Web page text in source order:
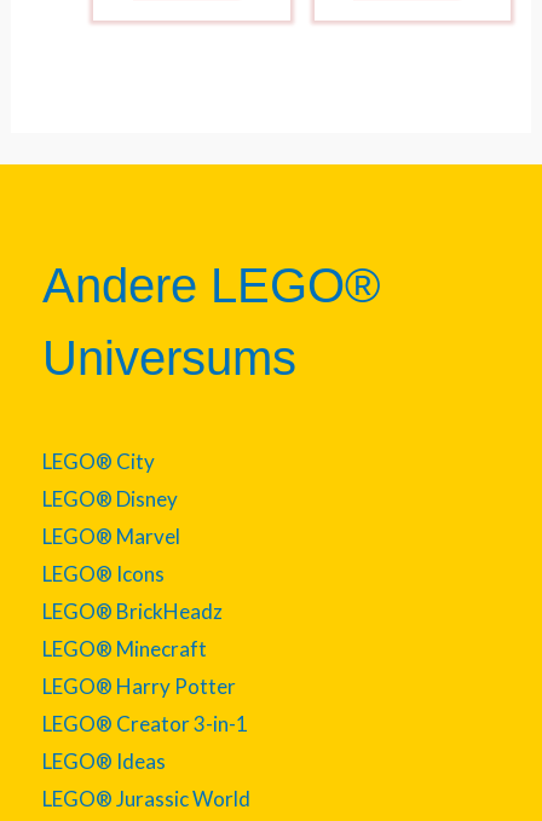
Andere LEGO®
Universums
LEGO® City
LEGO® Disney
LEGO® Marvel
LEGO® Icons
LEGO® BrickHeadz
LEGO® Minecraft
LEGO® Harry Potter
LEGO® Creator 3-in-1
LEGO® Ideas
LEGO® Jurassic World